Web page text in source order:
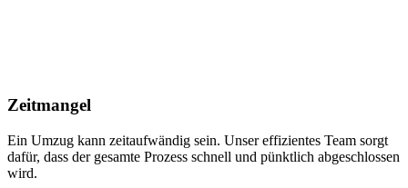
Zeitmangel
Ein Umzug kann zeitaufwändig sein. Unser effizientes Team sorgt
dafür, dass der gesamte Prozess schnell und pünktlich abgeschlossen
wird.